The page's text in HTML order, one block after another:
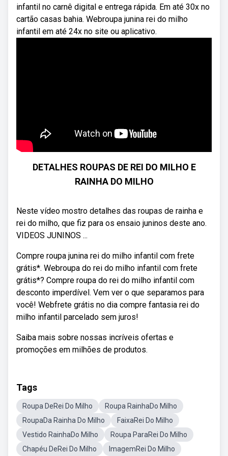
infantil no carnê digital e entrega rápida. Em até 30x no
cartão casas bahia. Webroupa junina rei do milho
infantil em até 24x no site ou aplicativo.
DETALHES ROUPAS DE REI DO MILHO E
RAINHA DO MILHO
Neste vídeo mostro detalhes das roupas de rainha e
rei do milho, que fiz para os ensaio juninos deste ano.
VIDEOS JUNINOS ...
Compre roupa junina rei do milho infantil com frete
grátis*. Webroupa do rei do milho infantil com frete
grátis*? Compre roupa do rei do milho infantil com
desconto imperdível. Vem ver o que separamos para
você! Webfrete grátis no dia compre fantasia rei do
milho infantil parcelado sem juros!
Saiba mais sobre nossas incríveis ofertas e
promoções em milhões de produtos.
Tags
Roupa DeRei Do Milho
Roupa RainhaDo Milho
RoupaDa Rainha Do Milho
FaixaRei Do Milho
Vestido RainhaDo Milho
Roupa ParaRei Do Milho
Chapéu DeRei Do Milho
ImagemRei Do Milho